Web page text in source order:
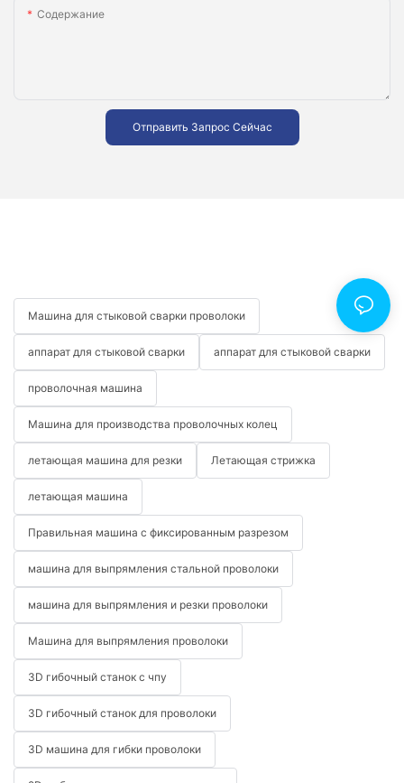
Содержание
Отправить Запрос Сейчас
Машина для стыковой сварки проволоки
аппарат для стыковой сварки аппарат для стыковой сварки
проволочная машина
Машина для производства проволочных колец
летающая машина для резки Летающая стрижка
летающая машина
Правильная машина с фиксированным разрезом
машина для выпрямления стальной проволоки
машина для выпрямления и резки проволоки
Машина для выпрямления проволоки
3D гибочный станок с чпу
3D гибочный станок для проволоки
3D машина для гибки проволоки